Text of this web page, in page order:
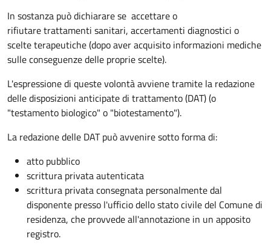
In sostanza può dichiarare se accettare o
rifiutare trattamenti sanitari, accertamenti diagnostici o
scelte terapeutiche (dopo aver acquisito informazioni mediche
sulle conseguenze delle proprie scelte).
L'espressione di queste volontà avviene tramite la redazione
delle disposizioni anticipate di trattamento (DAT) (o
"testamento biologico" o "biotestamento").
La redazione delle DAT può avvenire sotto forma di:
atto pubblico
scrittura privata autenticata
scrittura privata consegnata personalmente dal
disponente presso l'ufficio dello stato civile del Comune di
residenza, che provvede all'annotazione in un apposito
registro.